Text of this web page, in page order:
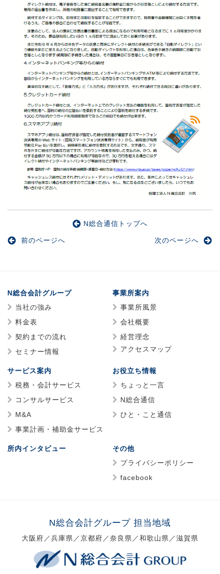
N総合通信トップへ
前のページへ 次のページへ
N総合会計グループ
当社の強み
料金表
契約までの流れ
セミナー情報
事業所案内
事業所風景
会社概要
経営理念
アクセスマップ
サービス案内
税務・会計サービス
コンサルサービス
M&A
事業計画・補助金サービス
お役立ち情報
ちょっと一言
N総合通信
ひと・こと通信
所内インタビュー
その他
プライバシーポリシー
facebook
N総合会計グループ 担当地域
大阪府／兵庫県／京都府／奈良県／和歌山県／滋賀県